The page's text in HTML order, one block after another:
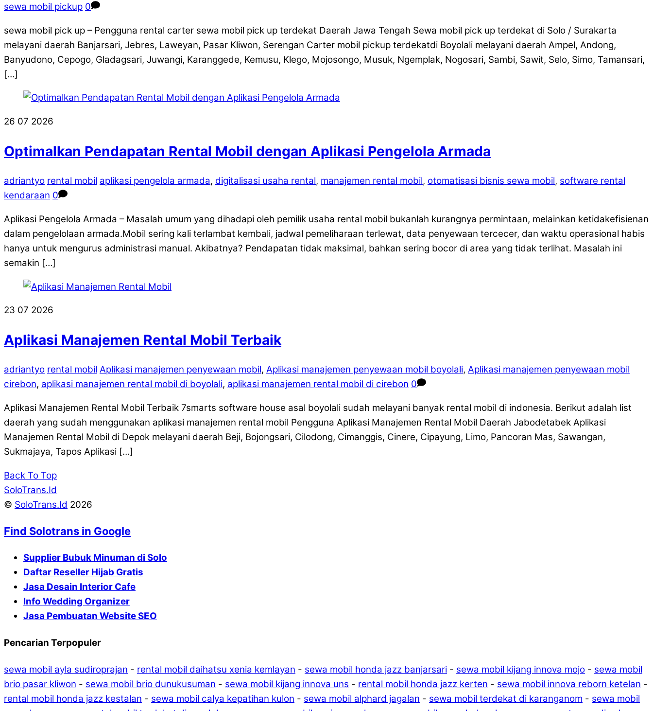
sewa mobil pickup 0
sewa mobil pick up – Pengguna rental carter sewa mobil pick up terdekat Daerah Jawa Tengah Sewa mobil pick up terdekat di Solo / Surakarta
melayani daerah Banjarsari, Jebres, Laweyan, Pasar Kliwon, Serengan Carter mobil pickup terdekatdi Boyolali melayani daerah Ampel, Andong,
Banyudono, Cepogo, Gladagsari, Juwangi, Karanggede, Kemusu, Klego, Mojosongo, Musuk, Ngemplak, Nogosari, Sambi, Sawit, Selo, Simo, Tamansari,
[…]
26 07 2026
Optimalkan Pendapatan Rental Mobil dengan Aplikasi Pengelola Armada
adriantyo rental mobil aplikasi pengelola armada, digitalisasi usaha rental, manajemen rental mobil, otomatisasi bisnis sewa mobil, software rental
kendaraan 0
Aplikasi Pengelola Armada – Masalah umum yang dihadapi oleh pemilik usaha rental mobil bukanlah kurangnya permintaan, melainkan ketidakefisienan
dalam pengelolaan armada.Mobil sering kali terlambat kembali, jadwal pemeliharaan terlewat, data penyewaan tercecer, dan waktu operasional habis
hanya untuk mengurus administrasi manual. Akibatnya? Pendapatan tidak maksimal, bahkan sering bocor di area yang tidak terlihat. Masalah ini
semakin […]
23 07 2026
Aplikasi Manajemen Rental Mobil Terbaik
adriantyo rental mobil Aplikasi manajemen penyewaan mobil, Aplikasi manajemen penyewaan mobil boyolali, Aplikasi manajemen penyewaan mobil
cirebon, aplikasi manajemen rental mobil di boyolali, aplikasi manajemen rental mobil di cirebon 0
Aplikasi Manajemen Rental Mobil Terbaik 7smarts software house asal boyolali sudah melayani banyak rental mobil di indonesia. Berikut adalah list
daerah yang sudah menggunakan aplikasi manajemen rental mobil Pengguna Aplikasi Manajemen Rental Mobil Daerah Jabodetabek Aplikasi
Manajemen Rental Mobil di Depok melayani daerah Beji, Bojongsari, Cilodong, Cimanggis, Cinere, Cipayung, Limo, Pancoran Mas, Sawangan,
Sukmajaya, Tapos Aplikasi […]
Back To Top
SoloTrans.Id
© SoloTrans.Id 2026
Find Solotrans in Google
Supplier Bubuk Minuman di Solo
Daftar Reseller Hijab Gratis
Jasa Desain Interior Cafe
Info Wedding Organizer
Jasa Pembuatan Website SEO
Pencarian Terpopuler
sewa mobil ayla sudiroprajan - rental mobil daihatsu xenia kemlayan - sewa mobil honda jazz banjarsari - sewa mobil kijang innova mojo - sewa mobil
brio pasar kliwon - sewa mobil brio dunukusuman - sewa mobil kijang innova uns - rental mobil honda jazz kerten - sewa mobil innova reborn ketelan -
rental mobil honda jazz kestalan - sewa mobil calya kepatihan kulon - sewa mobil alphard jagalan - sewa mobil terdekat di karanganom - sewa mobil